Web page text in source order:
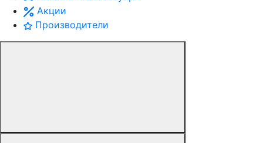
Акции
Производители